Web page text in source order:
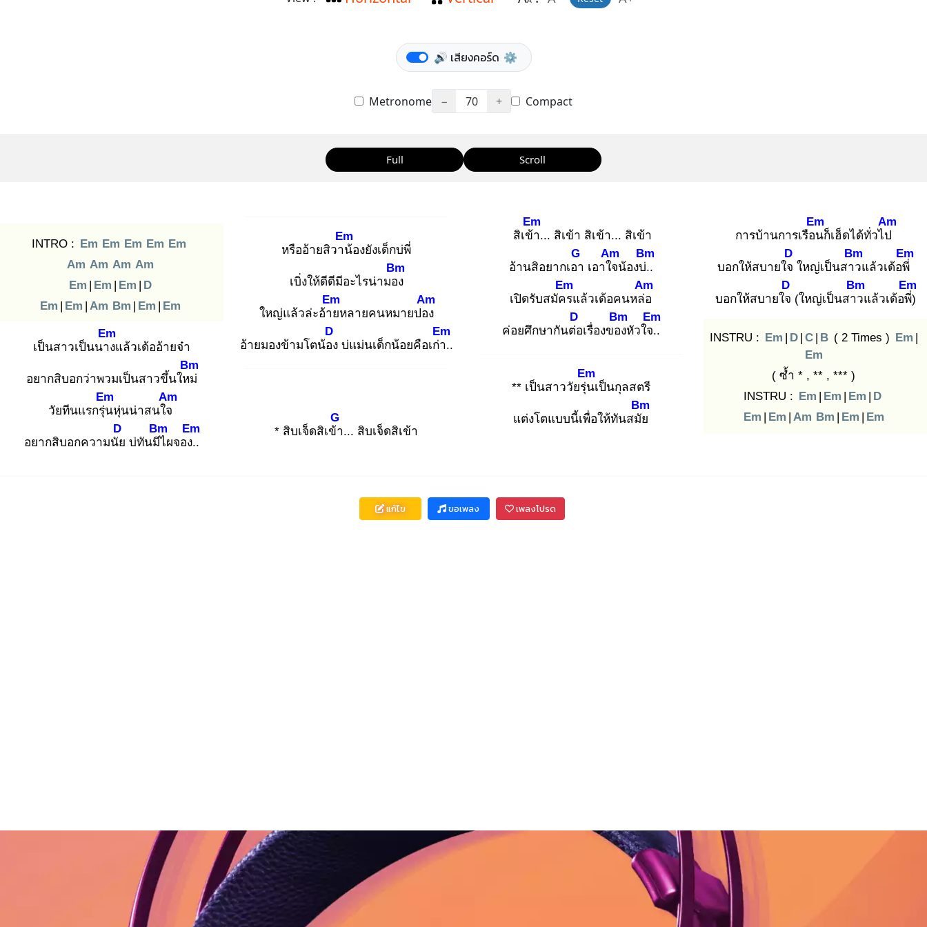
🔊 เสียงคอร์ด ⚙️
Metronome − 70 + Compact
Full Scroll
INTRO : Em Em Em Em Em
Am Am Am Am
Em | Em | Em | D
Em | Em | Am Bm | Em | Em
เป็นสาวเป็นนาง
Em
แล้วเด้ออ้ายจ๋า
อยากสิบอกว่าพวมเป็นสาวขึ้นใหม่
Bm
วัยทีนแรกรุ่น
Em
หุ่นน่าสนใจ
Am
อยากสิบอกความนัย
D
บ่ทันมีไ
Bm
ผจอง..
Em
หรืออ้ายสิวาน้
Em
องยังเด็กบ่พี่
เบิ่งให้ดีดีมีอะไรน่ามอง
Bm
ใหญ่แล้วล่ะอ้าย
Em
หลายคนหมายปอง
Am
อ้ายมองข้ามโตน้อง
D
บ่แม่นเด็กน้อยคือเก่า.
Em
.
* สิบเจ็ดสิเข้า
G
... สิบเจ็ดสิเข้า
สิเข้า
Em
... สิเข้า สิเข้า... สิเข้า
อ้านสิอยากเอา
G
เอาใจ
Am
น้องบ่..
Bm
เปิดรับสมัคร
Em
แล้วเด้อคนหล่อ
Am
ค่อยศึกษากันต่อ
D
เรื่องของ
Bm
หัวใจ..
Em
** เป็นสาววัยรุ่น
Em
เป็นกุลสตรี
แต่งโตแบบนี้เพื่อให้ทันสมัย
Bm
การบ้านการเรือน
Em
ก็เฮ็ดได้ทั่วไป
Am
บอกให้สบายใจ
D
ใหญ่เป็นสาว
Bm
แล้วเด้อพี่
Em
บอกให้สบายใจ
D
(ใหญ่เป็นสาว
Bm
แล้วเด้อพี่)
Em
INSTRU : Em | D | C | B ( 2 Times ) Em |
Em
( ซ้ำ * , ** , *** )
INSTRU : Em | Em | Em | D
Em | Em | Am Bm | Em | Em
แก้ไข ขอเพลง เพลงโปรด